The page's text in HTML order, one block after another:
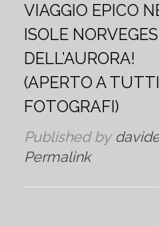
VIAGGIO EPICO
ISOLE
DELL’AURORA!
(APERTO A
FOTOGRAFI)
Published by
Permalink